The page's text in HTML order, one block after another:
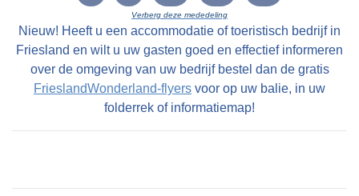
Verberg deze mededeling
Nieuw! Heeft u een accommodatie of toeristisch bedrijf in
Friesland en wilt u uw gasten goed en effectief informeren
over de omgeving van uw bedrijf bestel dan de gratis
FrieslandWonderland-flyers voor op uw balie, in uw
folderrek of informatiemap!